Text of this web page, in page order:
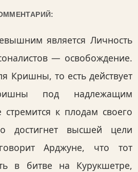
является Личность
— освобождение.
Кришны, то есть действует
под надлежащим
к плодам своего
достигнет высшей цели
Арджуне, что тот
в битве на Курукшетре,